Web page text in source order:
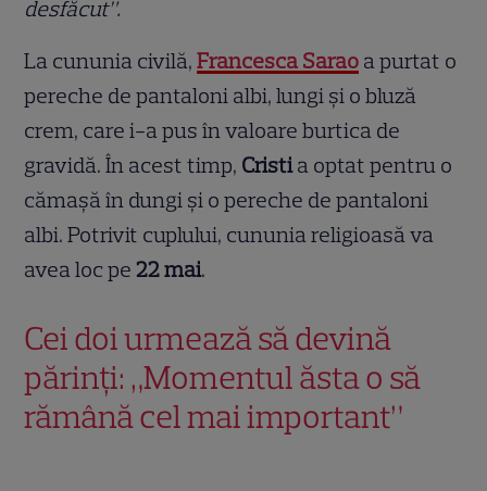
desfăcut”.
La cununia civilă,Francesca Sarao a purtat o
pereche de pantaloni albi, lungi și o bluză
crem, care i-a pus în valoare burtica de
gravidă. În acest timp, Cristia optat pentru o
cămașă în dungi și o pereche de pantaloni
albi. Potrivit cuplului, cununia religioasă va
avea loc pe 22 mai.
Cei doi urmează să devină
părinți: „Momentul ăsta o să
rămână cel mai important”